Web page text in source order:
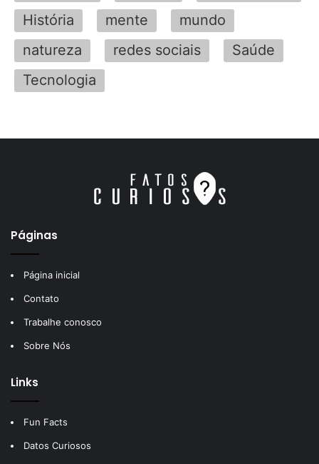
História
mente
mundo
natureza
redes sociais
Saúde
Tecnologia
Páginas
Página inicial
Contato
Trabalhe conosco
Sobre Nós
Links
Fun Facts
Datos Curiosos